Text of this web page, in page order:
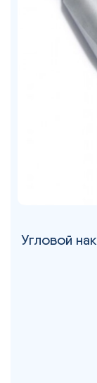
Угловой